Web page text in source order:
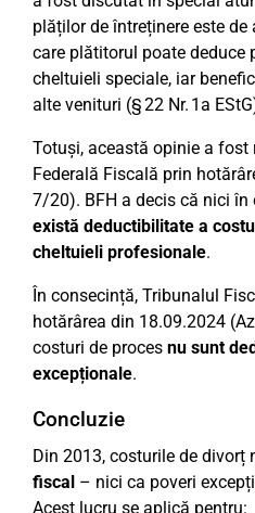
plăților de întreținere este de
care plătitorul poate deduce
cheltuieli speciale, iar
alte venituri (§ 22 Nr. 1a
Totuși, această opinie a fost
Federală Fiscală prin
7/20). BFH a decis că nici
există deductibilitate a
cheltuieli profesionale.
În consecință, Tribunalul
hotărârea din 18.09.2024
costuri de proces nu sunt
excepționale.
Concluzie
Din 2013, costurile de divorț
fiscal – nici ca poveri
Acest lucru se aplică pentru: